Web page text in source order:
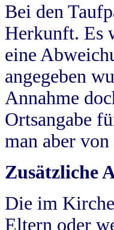
Bei den
Herkunft. Es
eine
angegeben
Annahme
Ortsangabe
man aber
Zusätzliche
Die im
Eltern oder